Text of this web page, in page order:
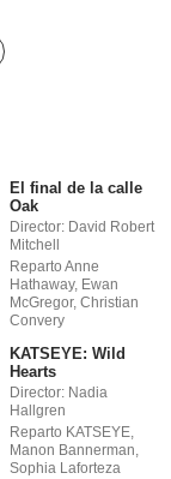
El final de la calle
Oak
Director: David Robert
Mitchell
Reparto Anne
Hathaway, Ewan
McGregor, Christian
Convery
KATSEYE: Wild
Hearts
Director: Nadia
Hallgren
Reparto KATSEYE,
Manon Bannerman,
Sophia Laforteza